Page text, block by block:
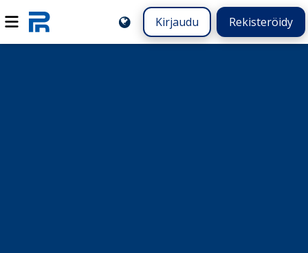
Kirjaudu Rekisteröidy